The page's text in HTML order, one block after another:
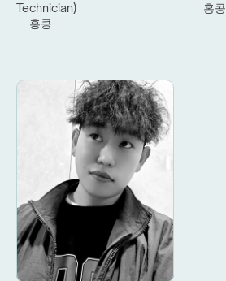
Technician)
홍콩
홍콩